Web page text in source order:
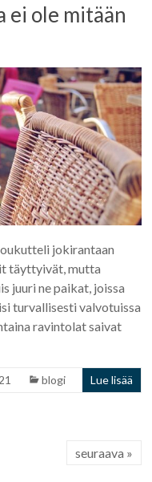
ei ole mitään
jokirantaan
täyttyivät, mutta
juuri ne paikat, joissa
turvallisesti valvotuissa
ravintolat saivat
blogi Lue lisää
seuraava »